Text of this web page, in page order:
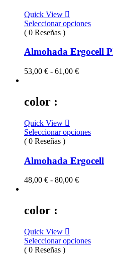
Quick View
Seleccionar opciones
( 0 Reseñas )
Almohada Ergocell
53,00 € - 61,00 €Rango
color :
Quick View
Seleccionar opciones
( 0 Reseñas )
Almohada Ergocell
48,00 € - 80,00 €Rango
color :
Quick View
Seleccionar opciones
( 0 Reseñas )